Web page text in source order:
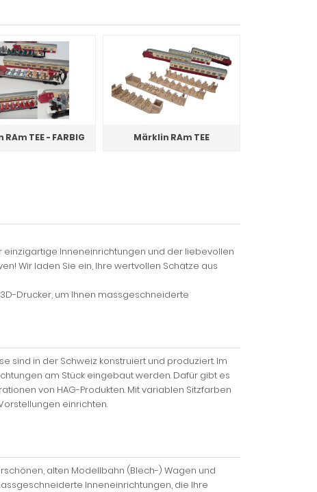
TEE - FARBIG Märklin RAm TEE
einzigartige Inneneinrichtungen und der liebevollen
Wir laden Sie ein, Ihre wertvollen Schätze aus
Drucker, um Ihnen massgeschneiderte
sind in der Schweiz konstruiert und produziert. Im
am Stück eingebaut werden. Dafür gibt es
von HAG-Produkten. Mit variablen Sitzfarben
einrichten.
alten Modellbahn (Blech-) Wagen und
Inneneinrichtungen, die Ihre